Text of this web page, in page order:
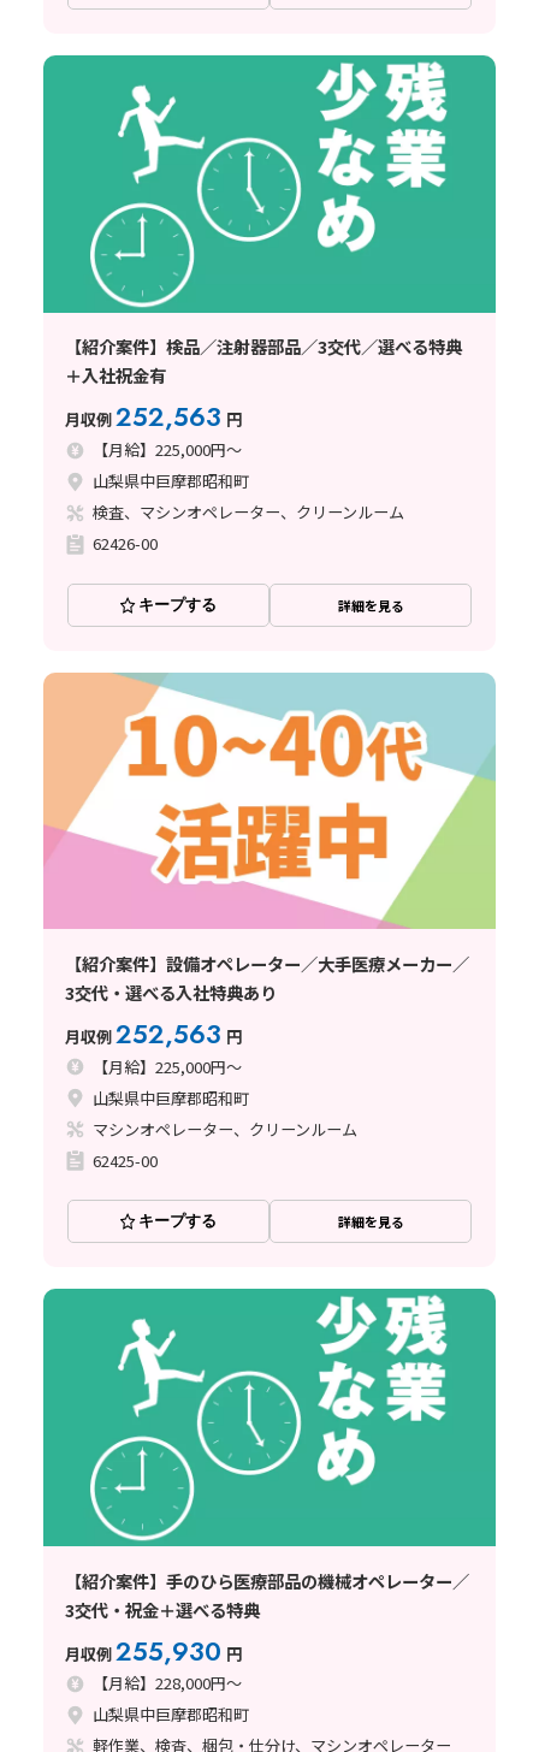
【紹介案件】検品／注射器部品／3交代／選べる特典
＋入社祝金有
月収例252,563 円
【月給】225,000円～
山梨県中巨摩郡昭和町
検査、マシンオペレーター、クリーンルーム
62426-00
キープする 詳細を見る
【紹介案件】設備オペレーター／大手医療メーカー／
3交代・選べる入社特典あり
月収例252,563 円
【月給】225,000円～
山梨県中巨摩郡昭和町
マシンオペレーター、クリーンルーム
62425-00
キープする 詳細を見る
【紹介案件】手のひら医療部品の機械オペレーター／
3交代・祝金＋選べる特典
月収例255,930 円
【月給】228,000円～
山梨県中巨摩郡昭和町
軽作業、検査、梱包・仕分け、マシンオペレーター